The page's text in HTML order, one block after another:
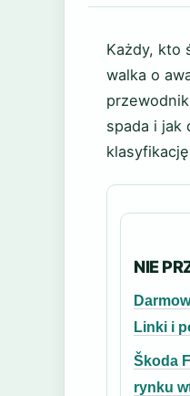
Każdy, kto
walka o
spada i jak
NIE
Linki i
Škoda
rynku